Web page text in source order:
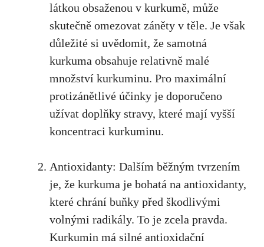
látkou obsaženou v kurkumě, může
skutečně omezovat záněty v těle. Je však
důležité si uvědomit,‌ že⁣ samotná⁣
kurkuma obsahuje relativně malé
množství ⁣kurkuminu. Pro maximální
protizánětlivé účinky ⁤je doporučeno
užívat doplňky stravy, které ‌mají vyšší
⁢koncentraci ⁤kurkuminu.
Antioxidanty: Dalším běžným⁢ tvrzením
je, že kurkuma je​ bohatá⁤ na antioxidanty,
které ‍chrání buňky před škodlivými
volnými radikály. To je zcela pravda.
Kurkumin má silné‍ antioxidační